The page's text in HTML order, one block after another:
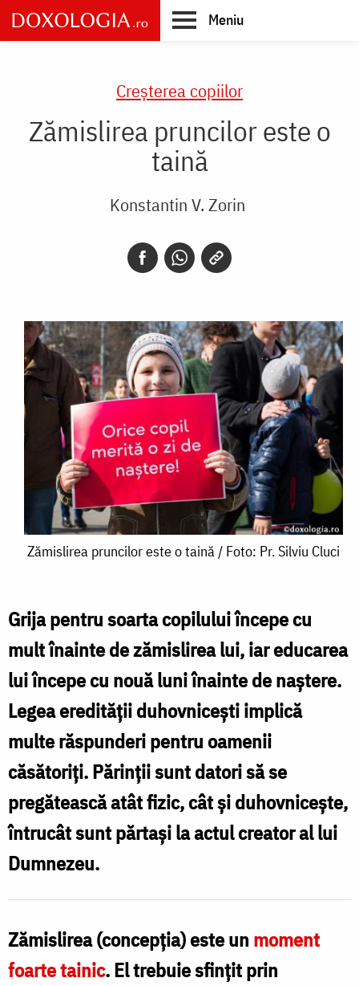
Skip
to
main
Meniu
Creşterea copiilor
Zămislirea pruncilor este o
taină
Konstantin V. Zorin
Zămislirea
o
taină
/
Foto:
Pr.
Silviu
Cluci
Zămislirea pruncilor este o taină / Foto: Pr. Silviu Cluci
Grija pentru soarta copilului începe cu
mult înainte de zămislirea lui, iar educarea
lui începe cu nouă luni înainte de naştere.
Legea eredităţii duhovniceşti implică
multe răspunderi pentru oamenii
căsătoriţi. Părinţii sunt datori să se
pregătească atât fizic, cât şi duhovniceşte,
întrucât sunt părtaşi la actul creator al lui
Dumnezeu.
Zămislirea (concepţia) este un moment
foarte tainic. El trebuie sfinţit prin